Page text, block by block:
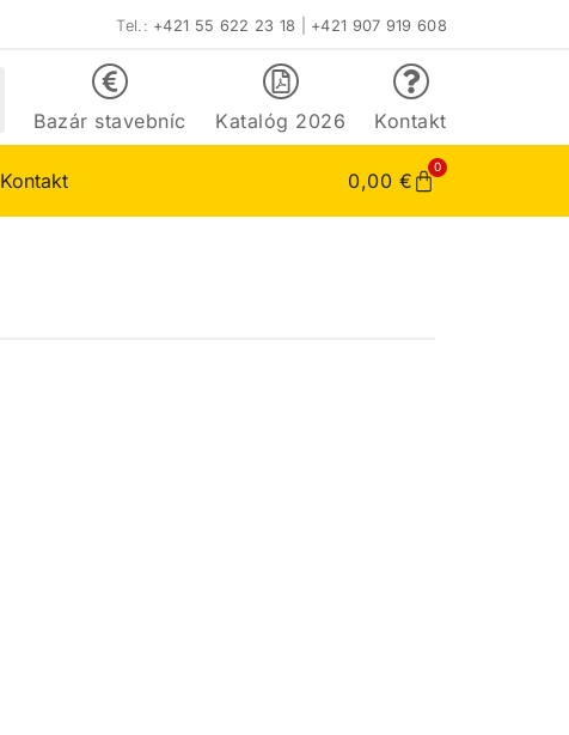
Tel.: +421 55 622 23 18 +421 907 919 608
Bazár stavebníc Katalóg 2026 Kontakt
Kontakt 0,00 €
0